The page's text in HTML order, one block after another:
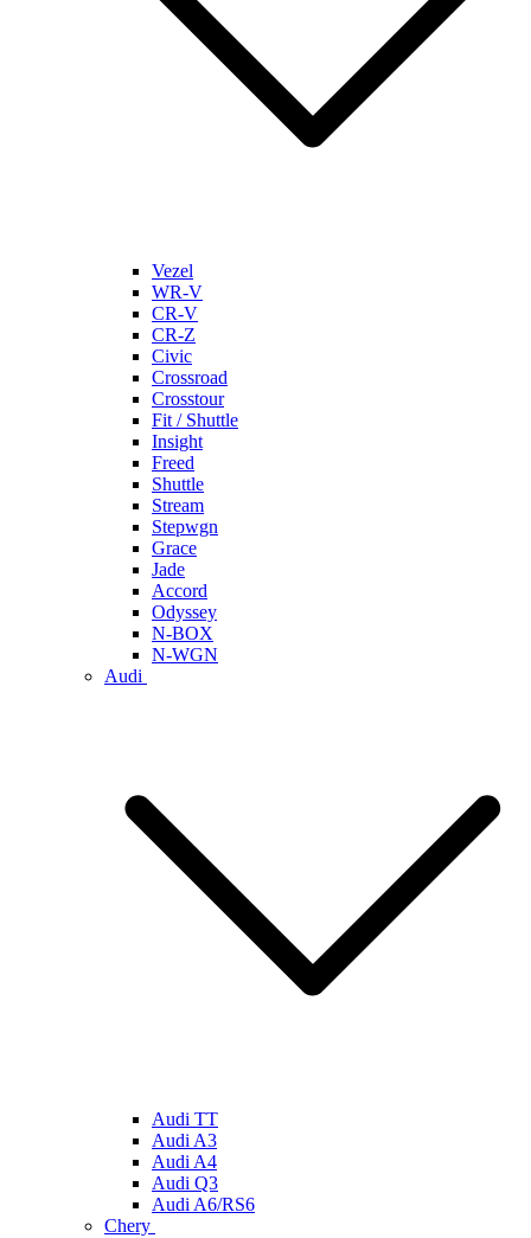
Vezel
WR-V
CR-V
CR-Z
Civic
Crossroad
Crosstour
Fit / Shuttle
Insight
Freed
Shuttle
Stream
Stepwgn
Grace
Jade
Accord
Odyssey
N-BOX
N-WGN
Audi
Audi TT
Audi A3
Audi A4
Audi Q3
Audi A6/RS6
Chery